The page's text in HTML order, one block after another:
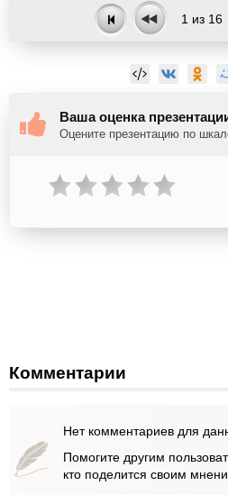
1 из 16
Ваша оценка
Оцените презентацию по
Комментарии
Нет комментариев для
Помогите другим
кто поделится своим